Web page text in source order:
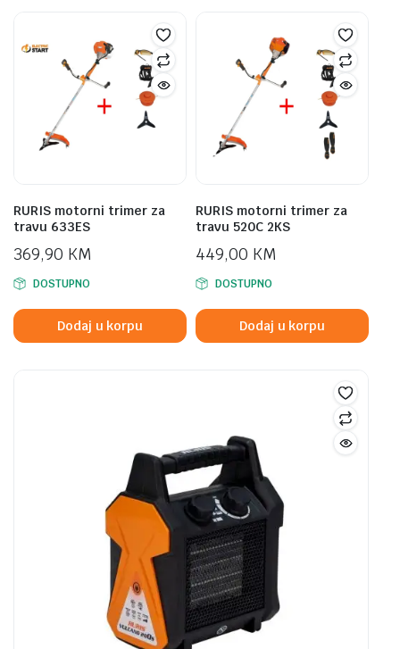
RURIS motorni trimer za
travu 633ES
369,90 KM
DOSTUPNO
Dodaj u korpu
RURIS motorni trimer za
travu 520C 2KS
449,00 KM
DOSTUPNO
Dodaj u korpu